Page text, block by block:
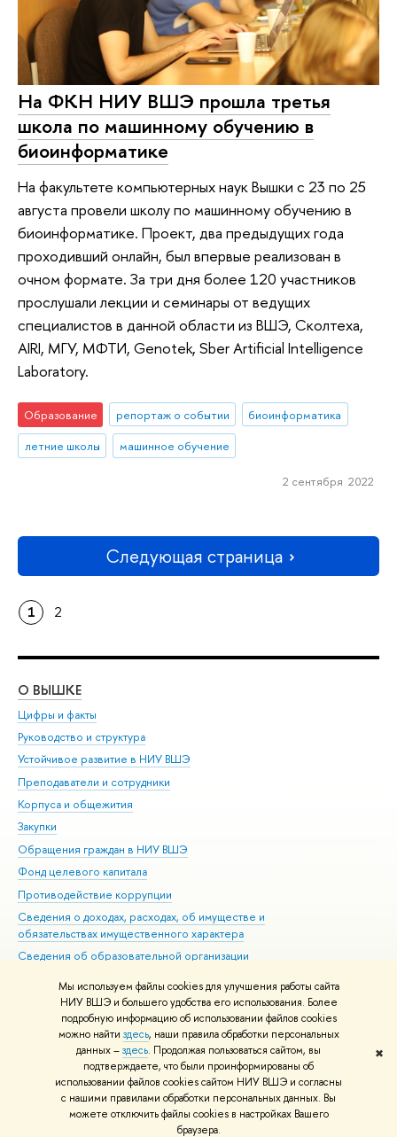
Мы используем файлы cookies для улучшения работы сайта
НИУ ВШЭ и большего удобства его использования. Более
подробную информацию об использовании файлов cookies
можно найти здесь, наши правила обработки персональных
данных –здесь. Продолжая пользоваться сайтом, вы
подтверждаете, что были проинформированы об
использовании файлов cookies сайтом НИУ ВШЭ и согласны
с нашими правилами обработки персональных данных. Вы
можете отключить файлы cookies в настройках Вашего
браузера.
✖
На ФКН НИУ ВШЭ прошла третья
школа по машинному обучению в
биоинформатике
На факультете компьютерных наук Вышки с 23 по 25
августа провели школу по машинному обучению в
биоинформатике. Проект, два предыдущих года
проходивший онлайн, был впервые реализован в
очном формате. За три дня более 120 участников
прослушали лекции и семинары от ведущих
специалистов в данной области из ВШЭ, Сколтеха,
AIRI, МГУ, МФТИ, Genotek, Sber Artificial Intelligence
Laboratory.
Образование репортаж о событии
биоинформатика
летние школы
машинное обучение
2 сентября 2022
Следующая страница
1 2
О ВЫШКЕ
Цифры и факты
Руководство и структура
Устойчивое развитие в НИУ ВШЭ
Преподаватели и сотрудники
Корпуса и общежития
Закупки
Обращения граждан в НИУ ВШЭ
Фонд целевого капитала
Противодействие коррупции
Сведения о доходах, расходах, об имуществе и
обязательствах имущественного характера
Сведения об образовательной организации
Людям с ограниченными возможностями здоровья
Единая платежная страница
Работа в Вышке
© НИУ ВШЭ 1993–2026 Адреса и контакты Условия использования
материалов Политика конфиденциальности Карта сайта
Шрифты HSE Sans и HSE Slab разработаны вШколе дизайна НИУ ВШЭ